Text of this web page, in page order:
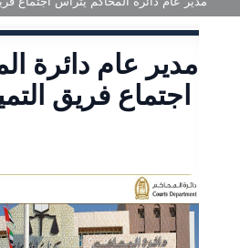
مدير عام دائرة
اجتماع فريق